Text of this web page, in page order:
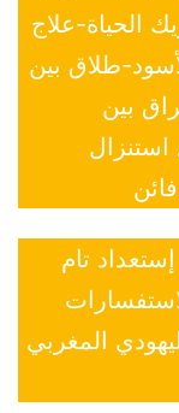
الحياة-علاج
طلاق بين
بين
تام
المغربي